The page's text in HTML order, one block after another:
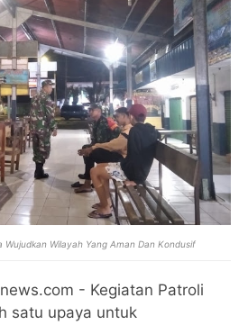
Wujudkan Wilayah Yang Aman Dan Kondusif
- Kegiatan Patroli
satu upaya untuk